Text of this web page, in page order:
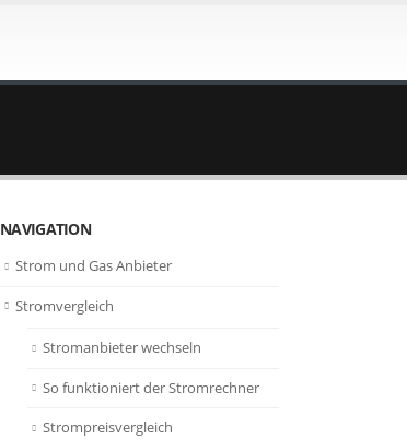
NAVIGATION
Strom und Gas Anbieter
Stromvergleich
Stromanbieter wechseln
So funktioniert der Stromrechner
Strompreisvergleich